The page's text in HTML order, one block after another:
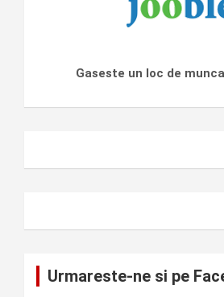
Gaseste un loc de
Urmareste-ne si pe